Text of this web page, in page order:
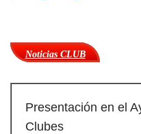
Noticias CLUB
Presentación en el
Clubes